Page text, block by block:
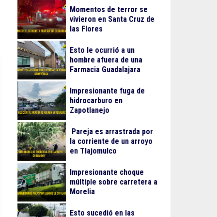
Momentos de terror se
vivieron en Santa Cruz de
las Flores
Esto le ocurrió a un
hombre afuera de una
Farmacia Guadalajara
Impresionante fuga de
hidrocarburo en
Zapotlanejo
Pareja es arrastrada por
la corriente de un arroyo
en Tlajomulco
Impresionante choque
múltiple sobre carretera a
Morelia
Esto sucedió en las